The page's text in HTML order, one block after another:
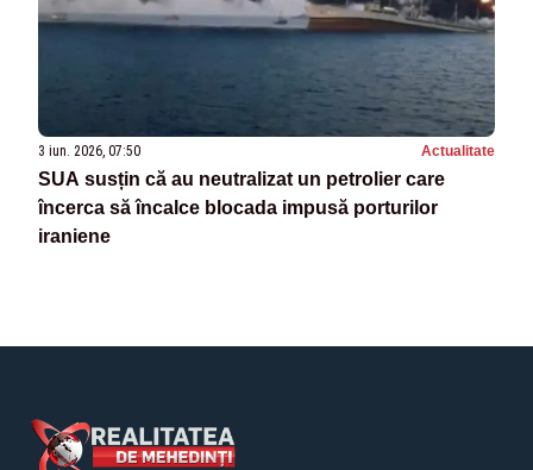
3 iun. 2026, 07:50 Actualitate
SUA susțin că au neutralizat un petrolier care
încerca să încalce blocada impusă porturilor
iraniene